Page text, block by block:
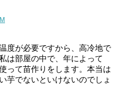
度が必要ですから、高冷地で
は部屋の中で、年によって
って苗作りをします。本当は
芋でないといけないのでしょ